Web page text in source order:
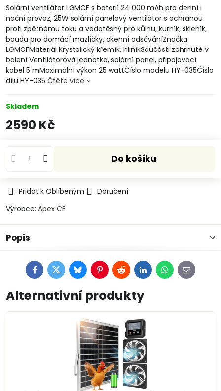
Solární ventilátor LGMCF s baterií 24 000 mAh pro denní i
noční provoz, 25W solární panelový ventilátor s ochranou
proti zpětnému toku a vodotěsný pro kůlnu, kurník, skleník,
boudu pro domácí mazlíčky, okenní odsáváníZnačka
LGMCFMateriál Krystalický křemík, hliníkSoučásti zahrnuté v
balení Ventilátorová jednotka, solární panel, připojovací
kabel 5 mMaximální výkon 25 wattČíslo modelu HY-035Číslo
dílu HY-035 Čtěte více
Skladem
2590 Kč
Do košíku
Přidat k Oblíbeným
Doručení
Výrobce: Apex CE
Popis
FacebookTwitterBlueskyPinterestRedditLinkedInWhatsApp
E-
mail
Alternativní produkty